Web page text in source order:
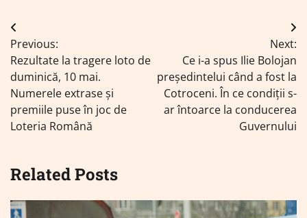
Navigare
în
articole
Previous:
Rezultate la tragere loto de
duminică, 10 mai.
Numerele extrase și
premiile puse în joc de
Loteria Română
Next:
Ce i-a spus Ilie Bolojan
președintelui când a fost la
Cotroceni. În ce condiții s-
ar întoarce la conducerea
Guvernului
Related Posts